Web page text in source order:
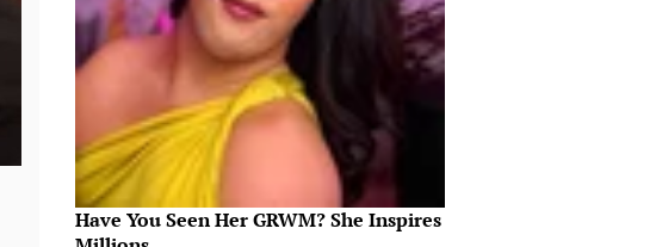
Have You Seen Her GRWM? She Inspires